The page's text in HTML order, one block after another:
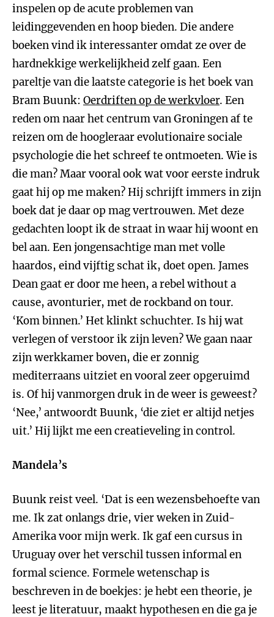
inspelen op de acute problemen van
leidinggevenden en hoop bieden. Die andere
boeken vind ik interessanter omdat ze over de
hardnekkige werkelijkheid zelf gaan. Een
pareltje van die laatste categorie is het boek van
Bram Buunk: Oerdriften op de werkvloer. Een
reden om naar het centrum van Groningen af te
reizen om de hoogleraar evolutionaire sociale
psychologie die het schreef te ontmoeten. Wie is
die man? Maar vooral ook wat voor eerste indruk
gaat hij op me maken? Hij schrijft immers in zijn
boek dat je daar op mag vertrouwen. Met deze
gedachten loopt ik de straat in waar hij woont en
bel aan. Een jongensachtige man met volle
haardos, eind vijftig schat ik, doet open. James
Dean gaat er door me heen, a rebel without a
cause, avonturier, met de rockband on tour.
‘Kom binnen.’ Het klinkt schuchter. Is hij wat
verlegen of verstoor ik zijn leven? We gaan naar
zijn werkkamer boven, die er zonnig
mediterraans uitziet en vooral zeer opgeruimd
is. Of hij vanmorgen druk in de weer is geweest?
‘Nee,’ antwoordt Buunk, ‘die ziet er altijd netjes
uit.’ Hij lijkt me een creatieveling in control.
Mandela’s
Buunk reist veel. ‘Dat is een wezensbehoefte van
me. Ik zat onlangs drie, vier weken in Zuid-
Amerika voor mijn werk. Ik gaf een cursus in
Uruguay over het verschil tussen informal en
formal science. Formele wetenschap is
beschreven in de boekjes: je hebt een theorie, je
leest je literatuur, maakt hypothesen en die ga je